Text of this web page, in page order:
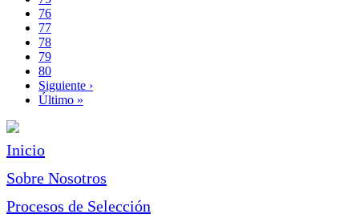
Página
actual
76
Page
77
Page
78
Page
79
Page
80
Siguiente
página
Siguiente ›
Última
Último »
Inicio
Sobre Nosotros
Procesos de Selección